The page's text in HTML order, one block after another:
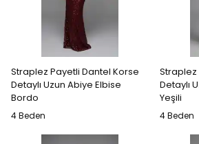
Straplez Payetli Dantel Korse
Detaylı Uzun Abiye Elbise
Bordo
4 Beden
Straplez
Detaylı
Yeşili
4 Beden